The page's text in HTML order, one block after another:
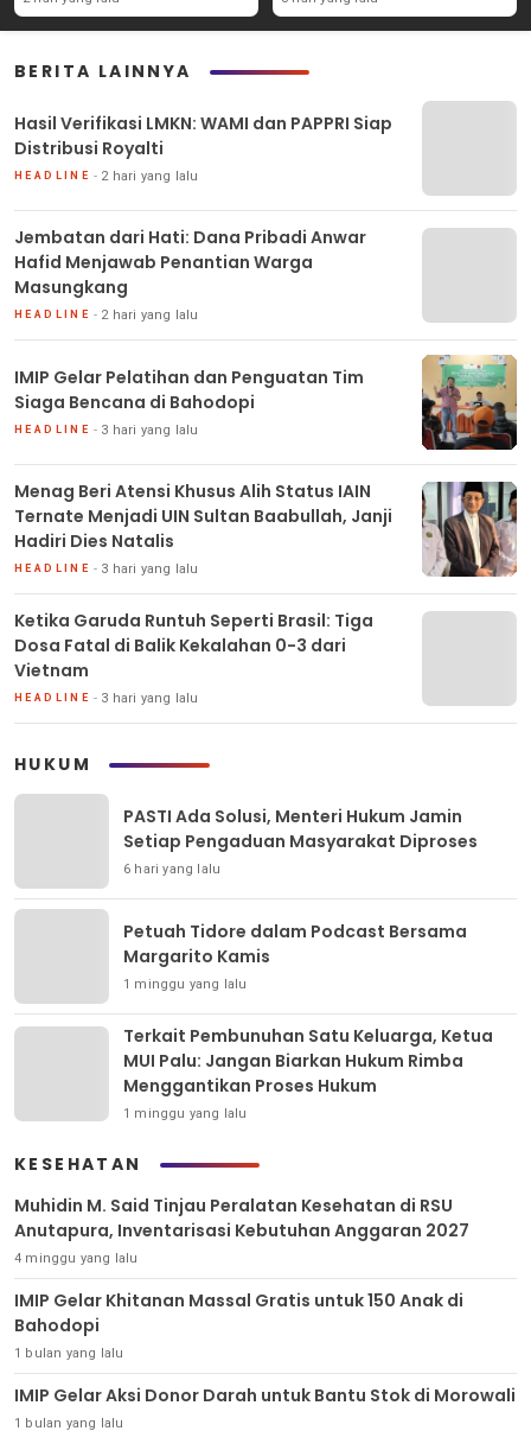
BERITA LAINNYA
Hasil Verifikasi LMKN: WAMI dan PAPPRI Siap
Distribusi Royalti
HEADLINE 2 hari yang lalu
Jembatan dari Hati: Dana Pribadi Anwar
Hafid Menjawab Penantian Warga
Masungkang
HEADLINE 2 hari yang lalu
IMIP Gelar Pelatihan dan Penguatan Tim
Siaga Bencana di Bahodopi
HEADLINE 3 hari yang lalu
Menag Beri Atensi Khusus Alih Status IAIN
Ternate Menjadi UIN Sultan Baabullah, Janji
Hadiri Dies Natalis
HEADLINE 3 hari yang lalu
Ketika Garuda Runtuh Seperti Brasil: Tiga
Dosa Fatal di Balik Kekalahan 0-3 dari
Vietnam
HEADLINE 3 hari yang lalu
HUKUM
PASTI Ada Solusi, Menteri Hukum Jamin
Setiap Pengaduan Masyarakat Diproses
6 hari yang lalu
Petuah Tidore dalam Podcast Bersama
Margarito Kamis
1 minggu yang lalu
Terkait Pembunuhan Satu Keluarga, Ketua
MUI Palu: Jangan Biarkan Hukum Rimba
Menggantikan Proses Hukum
1 minggu yang lalu
KESEHATAN
Muhidin M. Said Tinjau Peralatan Kesehatan di RSU
Anutapura, Inventarisasi Kebutuhan Anggaran 2027
4 minggu yang lalu
IMIP Gelar Khitanan Massal Gratis untuk 150 Anak di
Bahodopi
1 bulan yang lalu
IMIP Gelar Aksi Donor Darah untuk Bantu Stok di Morowali
1 bulan yang lalu